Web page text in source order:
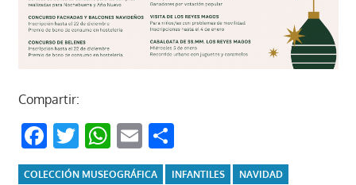
Compartir:
Facebook
Twitter
WhatsApp
EmailCompartir
COLECCIÓN MUSEOGRÁFICA INFANTILES
NAVIDAD